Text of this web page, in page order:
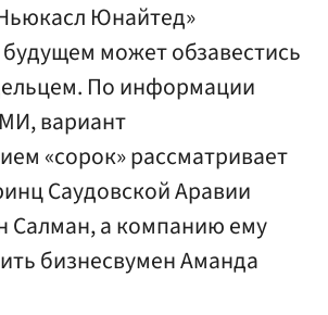
Юнайтед»
может обзавестись
По информации
вариант
«сорок» рассматривает
Саудовской Аравии
Салман, а компанию ему
бизнесвумен Аманда